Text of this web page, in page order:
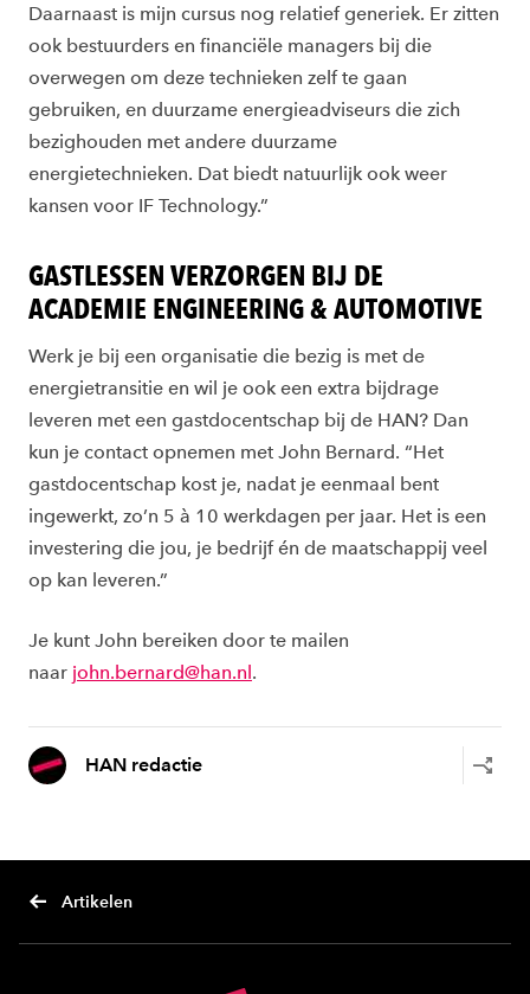
Daarnaast is mijn cursus nog relatief generiek. Er zitten
ook bestuurders en financiële managers bij die
overwegen om deze technieken zelf te gaan
gebruiken, en duurzame energieadviseurs die zich
bezighouden met andere duurzame
energietechnieken. Dat biedt natuurlijk ook weer
kansen voor IF Technology.”
GASTLESSEN VERZORGEN BIJ DE
ACADEMIE ENGINEERING & AUTOMOTIVE
Werk je bij een organisatie die bezig is met de
energietransitie en wil je ook een extra bijdrage
leveren met een gastdocentschap bij de HAN? Dan
kun je contact opnemen met John Bernard. “Het
gastdocentschap kost je, nadat je eenmaal bent
ingewerkt, zo’n 5 à 10 werkdagen per jaar. Het is een
investering die jou, je bedrijf én de maatschappij veel
op kan leveren.”
Je kunt John bereiken door te mailen
naar john.bernard@han.nl.
HAN redactie
Artikelen